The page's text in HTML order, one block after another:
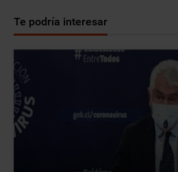
Te podría interesar